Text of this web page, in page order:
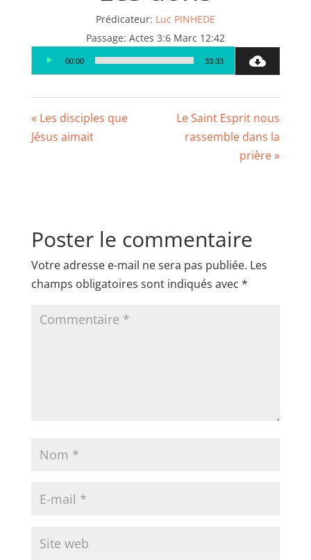
Prédicateur: Luc PINHEDE
Passage: Actes 3:6 Marc 12:42
Lecteur
audio
00:00 33:33
« Les disciples que
Jésus aimait
Le Saint Esprit nous
rassemble dans la
prière »
Poster le commentaire
Votre adresse e-mail ne sera pas publiée. Les
champs obligatoires sont indiqués avec *